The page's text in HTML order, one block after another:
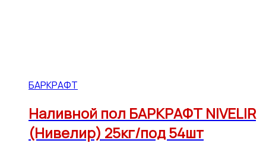
БАРКРАФТ
Наливной пол БАРКРАФТ NIVELIR
(Нивелир) 25кг/под 54шт